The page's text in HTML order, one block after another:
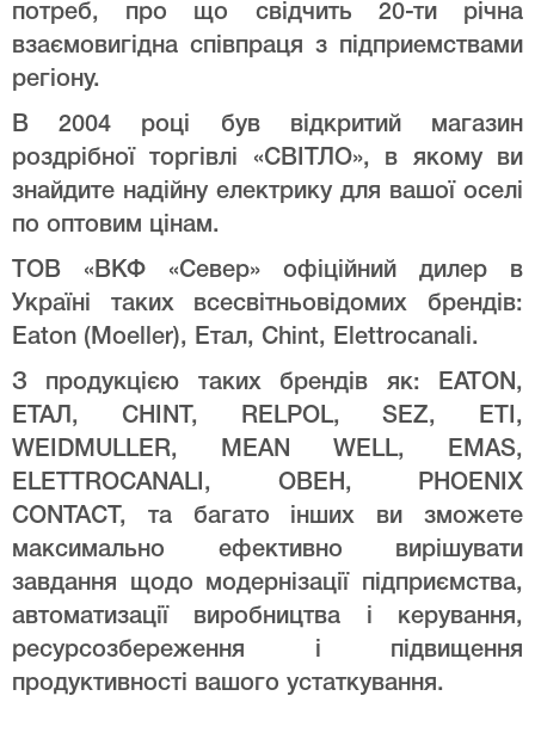
потреб, про що свідчить 20-ти річна
взаємовигідна співпраця з підприемствами
регіону.
В 2004 році був відкритий магазин
роздрібної торгівлі «СВІТЛО», в якому ви
знайдите надійну електрику для вашої оселі
по оптовим цінам.
ТОВ «ВКФ «Север» офіційний дилер в
Україні таких всесвітньовідомих брендів:
Eaton (Moeller), Етал, Chint, Elettrocanali.
З продукцією таких брендів як: EATON,
ЕТАЛ, CHINT, RELPOL, SEZ, ETI,
WEIDMULLER, MEAN WELL, EMAS,
ELETTROCANALI, ОВЕН, PHOENIX
CONTACT, та багато інших ви зможете
максимально ефективно вирішувати
завдання щодо модернізації підприємства,
автоматизації виробництва і керування,
ресурсозбереження і підвищення
продуктивності вашого устаткування.